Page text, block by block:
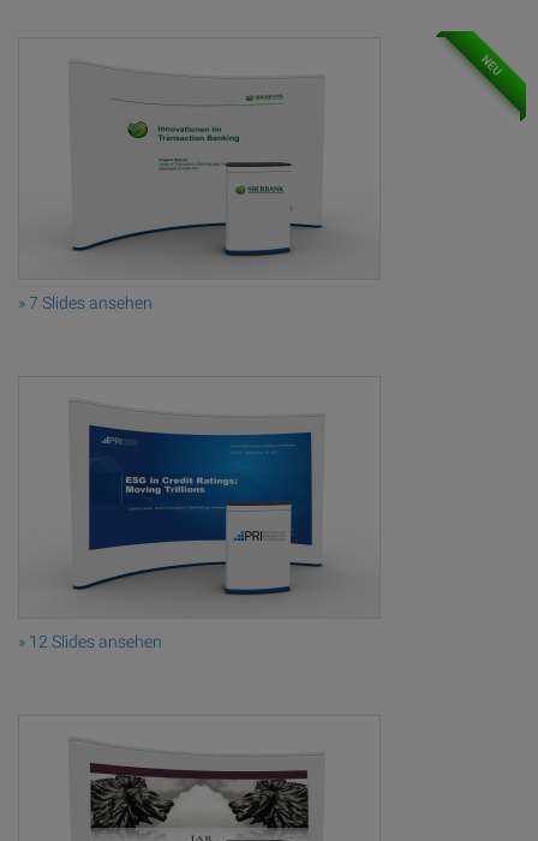
NEU
» 7 Slides ansehen
» 12 Slides ansehen